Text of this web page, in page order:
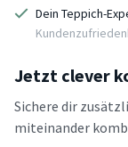
Dein Teppich-
Jetzt clever
Sichere dir
miteinander